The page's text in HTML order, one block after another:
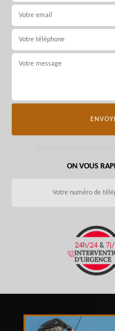
ON VOUS